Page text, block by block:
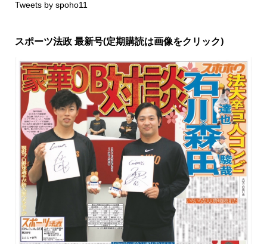
Tweets by spoho11
スポーツ法政 最新号(定期購読は画像をクリック)